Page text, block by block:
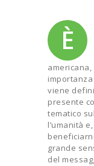
È
viene
presente
tematico
l’umanità
grande
del